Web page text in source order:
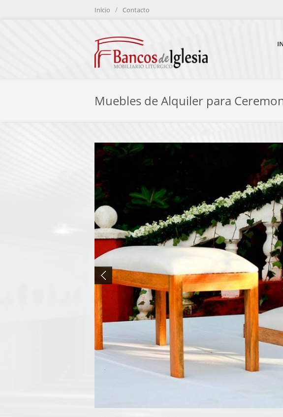
Inicio / Contacto
Muebles de Alquiler para